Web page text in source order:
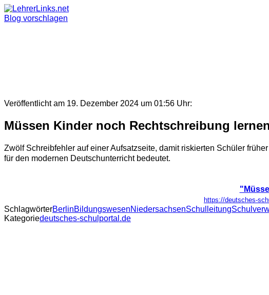
Skip
to
Blog vorschlagen
Veröffentlicht am 19. Dezember 2024 um 01:56 Uhr:
Müssen Kinder noch Rechtschreibung
Zwölf Schreibfehler auf einer Aufsatzseite, damit riskierten Schüler
für den modernen Deutschunterricht bedeutet.
https://deutsches-
SchlagwörterBerlinBildungswesenNiedersachsenSchulleitung
Kategoriedeutsches-schulportal.de